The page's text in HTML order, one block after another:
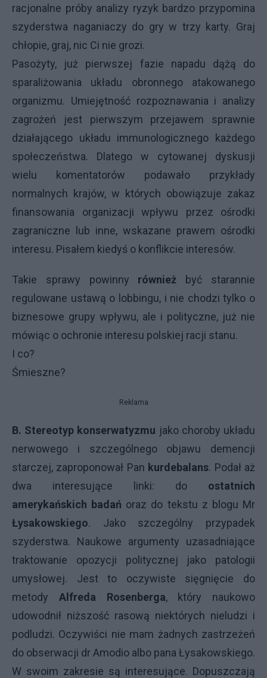
racjonalne próby analizy ryzyk bardzo przypomina
szyderstwa naganiaczy do gry w trzy karty. Graj
chłopie, graj, nic Ci nie grozi.
Pasożyty, już pierwszej fazie napadu dążą do
sparaliżowania układu obronnego atakowanego
organizmu. Umiejętność rozpoznawania i analizy
zagrożeń jest pierwszym przejawem sprawnie
działającego układu immunologicznego każdego
społeczeństwa. Dlatego w cytowanej dyskusji
wielu komentatorów podawało przykłady
normalnych krajów, w których obowiązuje zakaz
finansowania organizacji wpływu przez ośrodki
zagraniczne lub inne, wskazane prawem ośrodki
interesu. Pisałem kiedyś o konflikcie interesów.
Takie sprawy powinny również być starannie
regulowane ustawą o lobbingu, i nie chodzi tylko o
biznesowe grupy wpływu, ale i polityczne, już nie
mówiąc o ochronie interesu polskiej racji stanu.
I co?
Śmieszne?
Reklama
B. Stereotyp konserwatyzmu jako choroby układu
nerwowego i szczególnego objawu demencji
starczej, zaproponował Pan kurdebalans. Podał aż
dwa interesujące linki: do ostatnich
amerykańskich badań oraz do tekstu z blogu Mr
Łysakowskiego. Jako szczególny przypadek
szyderstwa. Naukowe argumenty uzasadniające
traktowanie opozycji politycznej jako patologii
umysłowej. Jest to oczywiste sięgnięcie do
metody Alfreda Rosenberga, który naukowo
udowodnił niższość rasową niektórych nieludzi i
podludzi. Oczywiści nie mam żadnych zastrzeżeń
do obserwacji dr Amodio albo pana Łysakowskiego.
W swoim zakresie są interesujące. Dopuszczają